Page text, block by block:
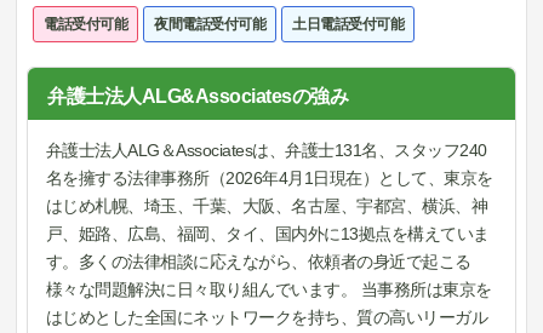
電話受付可能 夜間電話受付可能 土日電話受付可能
弁護士法人ALG&Associatesの強み
弁護士法人ALG＆Associatesは、弁護士131名、スタッフ240
名を擁する法律事務所（2026年4月1日現在）として、東京を
はじめ札幌、埼玉、千葉、大阪、名古屋、宇都宮、横浜、神
戸、姫路、広島、福岡、タイ、国内外に13拠点を構えていま
す。多くの法律相談に応えながら、依頼者の身近で起こる
様々な問題解決に日々取り組んでいます。 当事務所は東京を
はじめとした全国にネットワークを持ち、質の高いリーガル